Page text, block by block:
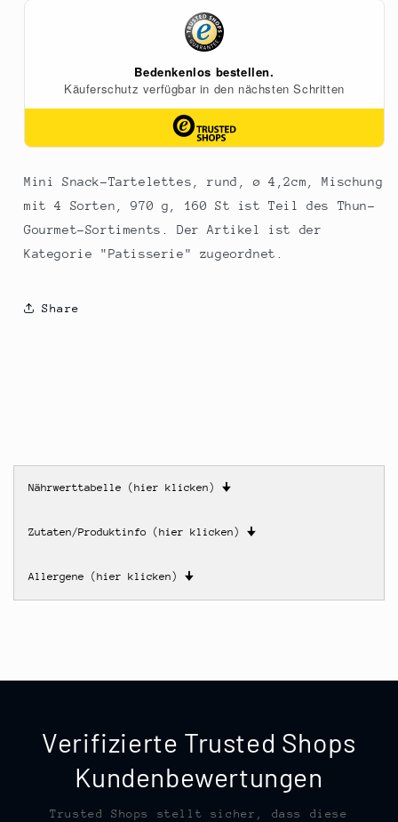
160
St
Mischung
mit
Sorten,
160
St
Mini Snack-Tartelettes, rund, ø 4,2cm, Mischung
mit 4 Sorten, 970 g, 160 St ist Teil des Thun-
Gourmet-Sortiments. Der Artikel ist der
Kategorie "Patisserie" zugeordnet.
Share
Nährwerttabelle (hier klicken) 🠋
Zutaten/Produktinfo (hier klicken) 🠋
Allergene (hier klicken) 🠋
Verifizierte Trusted Shops
Kundenbewertungen
Trusted Shops stellt sicher, dass diese